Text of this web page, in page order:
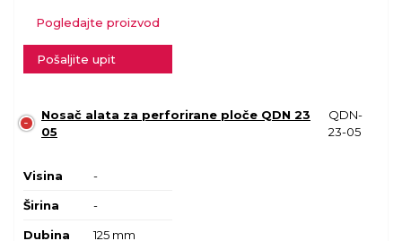
Pogledajte proizvod
Pošaljite upit
Nosač alata za perforirane ploče QDN 23
05
QDN-
23-05
Visina -
Širina -
Dubina 125 mm